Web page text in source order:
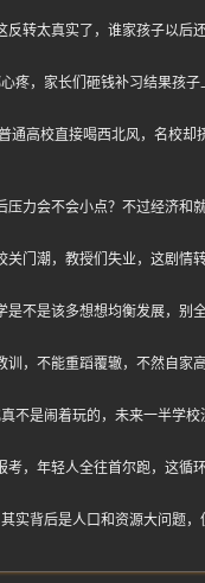
转太真实了，谁家孩子以后
疼，家长们砸钱补习结果孩子
通高校直接喝西北风，名校却
力会不会小点？不过经济和
门潮，教授们失业，这剧情转
不是该多想想均衡发展，别全
，不能重蹈覆辙，不然自家高
不是闹着玩的，未来一半学校
，年轻人全往首尔跑，这循环
实背后是人口和资源大问题，